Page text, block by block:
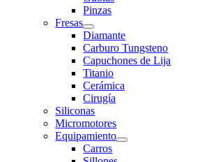
Pinzas
Fresas
Diamante
Carburo Tungsteno
Capuchones de Lija
Titanio
Cerámica
Cirugía
Siliconas
Micromotores
Equipamiento
Carros